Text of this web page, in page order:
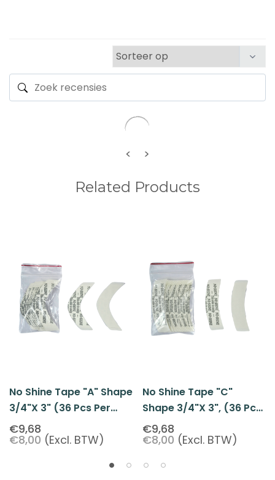
< >
Related Products
No Shine Tape "A" Shape
3/4"x 3" (36 Pcs Per
Pack)
€9,68
€8,00 (Excl. BTW)
No Shine Tape "C"
Shape 3/4"x 3", (36 Pcs
Pack)
€9,68
€8,00 (Excl. BTW)